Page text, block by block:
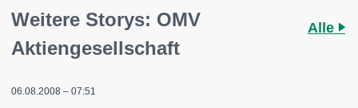
Weitere Storys: OMV
Aktiengesellschaft
Alle
06.08.2008 – 07:51